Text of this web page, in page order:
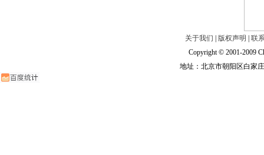
关于我们 版权声明
联
Copyright © 2001-2009
地址：北京市朝阳区白家